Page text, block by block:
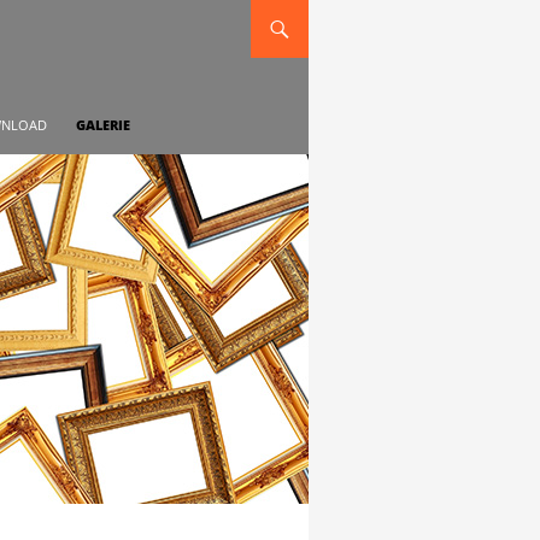
GALERIE